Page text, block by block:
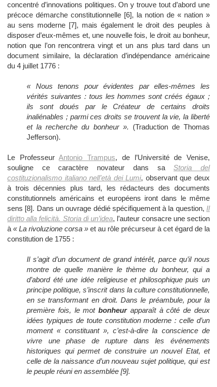
concentré d’innovations politiques. On y trouve tout d’abord une
précoce démarche constitutionnelle [6], la notion de « nation »
au sens moderne [7], mais également le droit des peuples à
disposer d’eux-mêmes et, une nouvelle fois, le droit au bonheur,
notion que l’on rencontrera vingt et un ans plus tard dans un
document similaire, la déclaration d’indépendance américaine
du 4 juillet 1776 :
« Nous tenons pour évidentes par elles-mêmes les
vérités suivantes : tous les hommes sont créés égaux ;
ils sont doués par le Créateur de certains droits
inaliénables ; parmi ces droits se trouvent la vie, la liberté
et la recherche du bonheur ». (Traduction de Thomas
Jefferson).
Le ProfesseurAntonio Trampus, de l’Université de Venise,
souligne ce caractère novateur dans saStoria del
costituzionalismo italiano nell’età dei Lumi, observant que deux
à trois décennies plus tard, les rédacteurs des documents
constitutionnels américains et européens iront dans le même
sens [8]. Dans un ouvrage dédié spécifiquement à la question, Il
diritto alla felicità. Storia di un’idea, l’auteur consacre une section
à « La rivoluzione corsa » et au rôle précurseur à cet égard de la
constitution de 1755 :
Il s’agit d’un document de grand intérêt, parce qu’il nous
montre de quelle manière le thème du bonheur, qui a
d’abord été une idée religieuse et philosophique puis un
principe politique, s’inscrit dans la culture constitutionnelle,
en se transformant en droit. Dans le préambule, pour la
première fois, le motbonheur apparaît à côté de deux
idées typiques de toute constitution moderne : celle d’un
moment « constituant », c’est-à-dire la conscience de
vivre une phase de rupture dans les événements
historiques qui permet de construire un nouvel Etat, et
celle de la naissance d’un nouveau sujet politique, qui est
le peuple réuni en assemblée [9].